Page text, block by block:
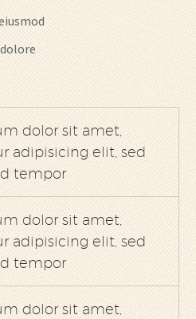
dolor sit amet,
adipisicing elit, sed
tempor
dolor sit amet,
adipisicing elit, sed
tempor
dolor sit amet,